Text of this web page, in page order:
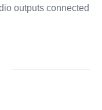
outputs connected